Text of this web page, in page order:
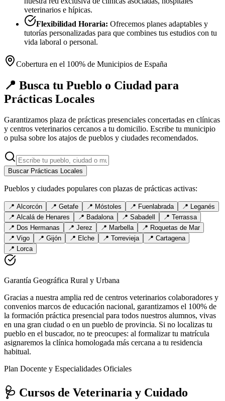
veterinarios e hípicas.
Flexibilidad Horaria: Ofrecemos planes adaptables y
tutorías personalizadas para que combines tus estudios con tu
vida laboral o personal.
Cobertura en el 100% de Municipios de España
📍 Busca tu Pueblo o Ciudad para
Prácticas Locales
Garantizamos plaza de prácticas presenciales concertadas en clínicas
y centros veterinarios cercanos a tu domicilio. Escribe tu municipio
o pulsa sobre los atajos de pueblos y ciudades recomendados.
Buscar Prácticas Locales
Pueblos y ciudades populares con plazas de prácticas activas:
📍 Alcorcón 📍 Getafe 📍 Móstoles 📍 Fuenlabrada 📍 Leganés
📍 Alcalá de Henares 📍 Badalona 📍 Sabadell 📍 Terrassa
📍 Dos Hermanas 📍 Jerez 📍 Marbella 📍 Roquetas de Mar
📍 Vigo 📍 Gijón 📍 Elche 📍 Torrevieja 📍 Cartagena
📍 Lorca
Garantía Geográfica Rural y Urbana
Gracias a nuestra amplia red de centros veterinarios colaboradores y
convenios marcos de educación nacional, garantizamos el 100% de
la formación práctica presencial para todos nuestros alumnos, vivas
en una gran ciudad o en un pueblo de provincia. Si no localizas tu
pueblo en el buscador, no te preocupes: al formalizar tu matrícula
asignaremos la clínica homologada más cercana a tu residencia
habitual.
Plan Docente y Especialidades Oficiales
🩺 Cursos de Veterinaria y Cuidado